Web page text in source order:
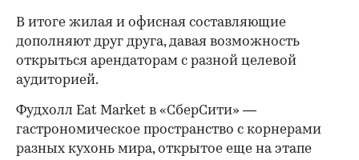
В итоге жилая и офисная составляющие
дополняют друг друга, давая возможность
открыться арендаторам с разной целевой
аудиторией.
Фудхолл Eat Market в «СберСити» —
гастрономическое пространство с корнерами
разных кухонь мира, открытое еще на этапе